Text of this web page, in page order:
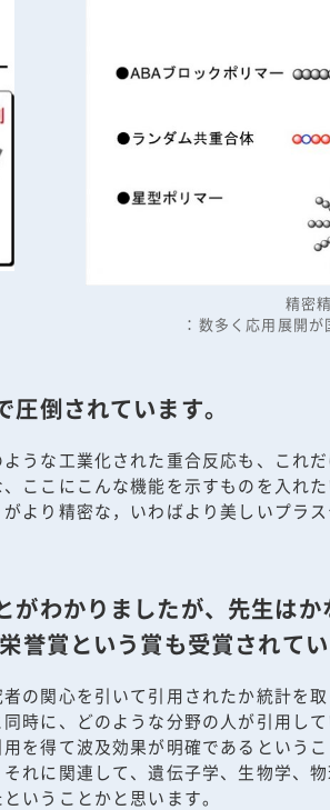
精密
：数多く応用展開
倒されています。
な工業化された重合反応も、これ
ここにこんな機能を示すものを入れ
より精密な，いわばより美しいプラ
わかりましたが、先生は
賞という賞も受賞されてい
関心を引いて引用されたか統計を
時に、どのような分野の人が引用し
を得て波及効果が明確であるという
れに関連して、遺伝子学、生物学、
いうことかと思います。